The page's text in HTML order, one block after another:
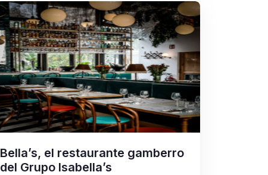
Bella’s, el restaurante gamberro
del Grupo Isabella’s